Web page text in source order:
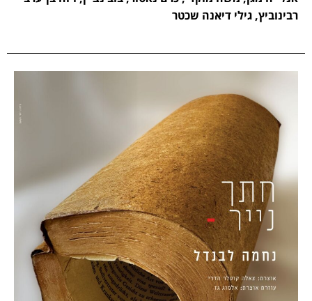
רבינוביץ, גילי דיאנה שכטר